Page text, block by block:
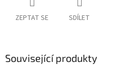
ZEPTAT SE SDÍLET
Související produkty